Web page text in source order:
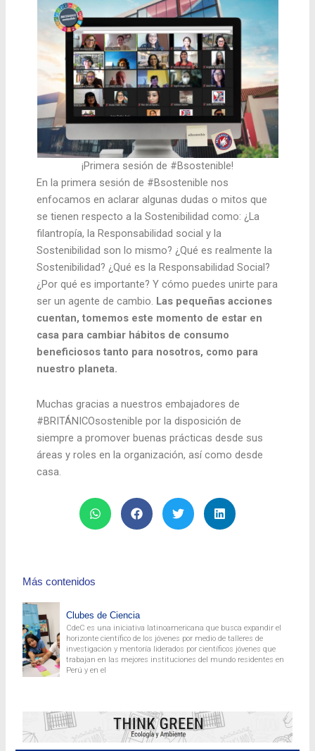
¡Primera sesión de #Bsostenible!
En la primera sesión de #Bsostenible nos
enfocamos en aclarar algunas dudas o mitos que
se tienen respecto a la Sostenibilidad como: ¿La
filantropía, la Responsabilidad social y la
Sostenibilidad son lo mismo? ¿Qué es realmente la
Sostenibilidad? ¿Qué es la Responsabilidad Social?
¿Por qué es importante? Y cómo puedes unirte para
ser un agente de cambio. Las pequeñas acciones
cuentan, tomemos este momento de estar en
casa para cambiar hábitos de consumo
beneficiosos tanto para nosotros, como para
nuestro planeta.
Muchas gracias a nuestros embajadores de
#BRITÁNICOsostenible por la disposición de
siempre a promover buenas prácticas desde sus
áreas y roles en la organización, así como desde
casa.
Más contenidos
Clubes de Ciencia
CdeC es una iniciativa latinoamericana que busca expandir el
horizonte científico de los jóvenes por medio de talleres de
investigación y mentoría liderados por científicos jóvenes que
trabajan en las mejores instituciones del mundo residentes en
Perú y en el